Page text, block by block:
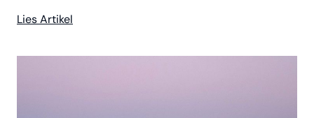
Lies Artikel